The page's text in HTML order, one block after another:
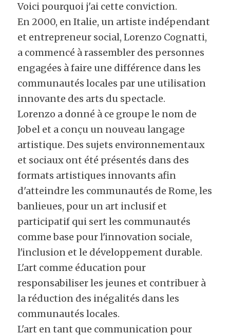
Voici pourquoi j'ai cette conviction.
En 2000, en Italie, un artiste indépendant
et entrepreneur social, Lorenzo Cognatti,
a commencé à rassembler des personnes
engagées à faire une différence dans les
communautés locales par une utilisation
innovante des arts du spectacle.
Lorenzo a donné à ce groupe le nom de
Jobel et a conçu un nouveau langage
artistique. Des sujets environnementaux
et sociaux ont été présentés dans des
formats artistiques innovants afin
d'atteindre les communautés de Rome, les
banlieues, pour un art inclusif et
participatif qui sert les communautés
comme base pour l'innovation sociale,
l'inclusion et le développement durable.
L'art comme éducation pour
responsabiliser les jeunes et contribuer à
la réduction des inégalités dans les
communautés locales.
L'art en tant que communication pour